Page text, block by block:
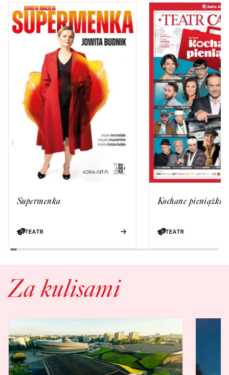
Supermenka
TEATR
Kochane pieniążki
TEATR
Za kulisami